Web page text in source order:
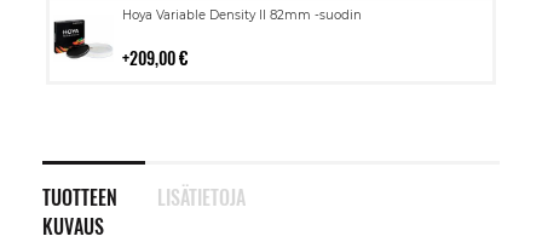
Hoya Variable Density II 82mm -suodin
209,00 €
Lisää
TUOTTEEN
KUVAUS
LISÄTIETOJA